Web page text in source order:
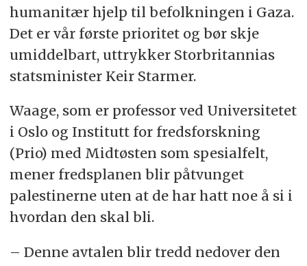
humanitær hjelp til befolkningen i Gaza.
Det er vår første prioritet og bør skje
umiddelbart, uttrykker Storbritannias
statsminister Keir Starmer.
Waage, som er professor ved Universitetet
i Oslo og Institutt for fredsforskning
(Prio) med Midtøsten som spesialfelt,
mener fredsplanen blir påtvunget
palestinerne uten at de har hatt noe å si i
hvordan den skal bli.
– Denne avtalen blir tredd nedover den